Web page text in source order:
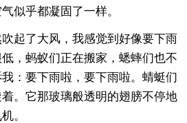
似乎都凝固了一样。
了大风，我感觉到好像要下雨
，蚂蚁们正在搬家，蟋蟀们也不
：要下雨啦，要下雨啦。蜻蜓们
。它那玻璃般透明的翅膀不停地
。